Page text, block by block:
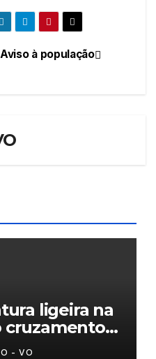
Aviso à população
ligeira na
cruzamento
- VO